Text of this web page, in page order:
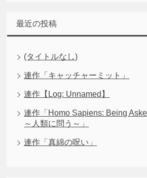
最近の投稿
(タイトルなし)
連作「キャッチャーミット」
連作【Log: Unnamed】
連作「Homo Sapiens: Being
～人類に問う～」
連作「真綿の呪い」